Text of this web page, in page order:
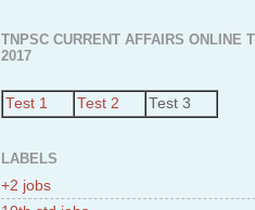
TNPSC CURRENT AFFAIRS ONLINE
2017
Test 1 Test 2 Test 3
LABELS
+2 jobs